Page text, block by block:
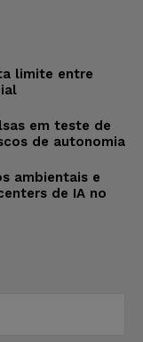
limite entre
em teste de
de autonomia
ambientais e
de IA no